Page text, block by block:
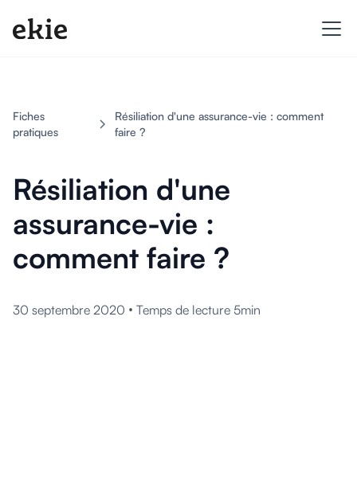
Fiches
pratiques
Résiliation d'une assurance-vie : comment
faire ?
Résiliation d'une
assurance-vie :
comment faire ?
30 septembre 2020 • Temps de lecture 5min